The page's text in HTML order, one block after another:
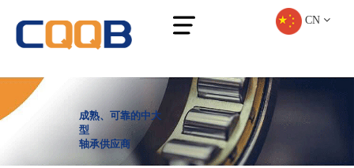
CN
成熟、可靠的中大
型
轴承供应商